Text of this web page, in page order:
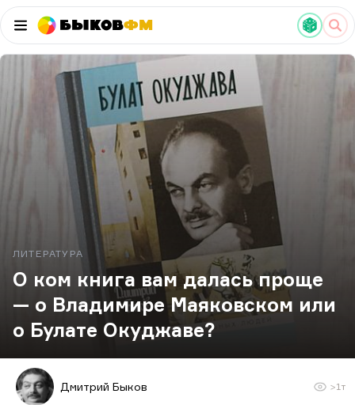
БыковФМ
ЛИТЕРАТУРА
О ком книга вам далась проще
— о Владимире Маяковском или
о Булате Окуджаве?
Дмитрий Быков >1т